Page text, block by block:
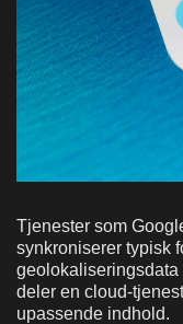
Tjenester som
synkroniserer typisk
deler en cloud-
upassende indhold.